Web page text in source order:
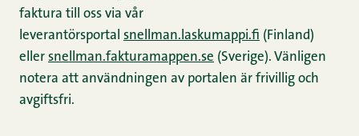
faktura till oss via vår
leverantörsportal snellman.laskumappi.fi (Finland)
eller snellman.fakturamappen.se (Sverige). Vänligen
notera att användningen av portalen är frivillig och
avgiftsfri.